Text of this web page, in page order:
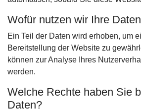
Wofür nutzen wir Ihre
Ein Teil der Daten wird erhoben, um
Bereitstellung der Website zu
können zur Analyse Ihres
werden.
Welche Rechte haben Sie
Daten?